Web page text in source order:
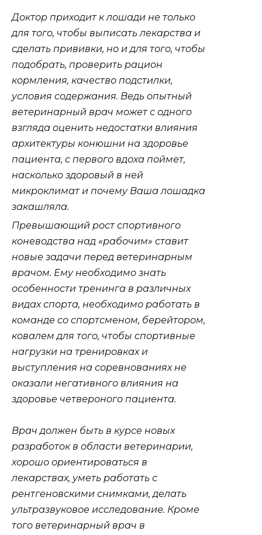
Доктор приходит к лошади не только
для того, чтобы выписать лекарства и
сделать прививки, но и для того, чтобы
подобрать, проверить рацион
кормления, качество подстилки,
условия содержания. Ведь опытный
ветеринарный врач может с одного
взгляда оценить недостатки влияния
архитектуры конюшни на здоровье
пациента, с первого вдоха поймет,
насколько здоровый в ней
микроклимат и почему Ваша лошадка
закашляла.
Превышающий рост спортивного
коневодства над «рабочим» ставит
новые задачи перед ветеринарным
врачом. Ему необходимо знать
особенности тренинга в различных
видах спорта, необходимо работать в
команде со спортсменом, берейтором,
ковалем для того, чтобы спортивные
нагрузки на тренировках и
выступления на соревнованиях не
оказали негативного влияния на
здоровье четвероного пациента.
Врач должен быть в курсе новых
разработок в области ветеринарии,
хорошо ориентироваться в
лекарствах, уметь работать с
рентгеновскими снимками, делать
ультразвуковое исследование. Кроме
того ветеринарный врач в